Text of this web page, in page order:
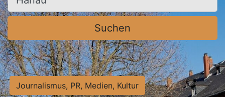
Suchen
Journalismus, PR, Medien, Kultur